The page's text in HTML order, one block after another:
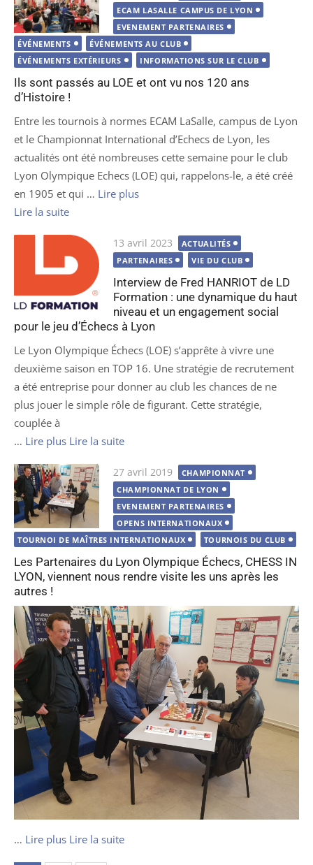
le
ECAM LASALLE CAMPUS DE LYON
EVENEMENT PARTENAIRES
ÉVÉNEMENTS
ÉVÉNEMENTS AU CLUB
ÉVÉNEMENTS EXTÉRIEURS
INFORMATIONS SUR LE CLUB
Ils sont passés au LOE et ont vu nos 120 ans
d’Histoire !
Entre les tournois à normes ECAM LaSalle, campus de Lyon
et le Championnat International d’Echecs de Lyon, les
actualités ont été nombreuses cette semaine pour le club
Lyon Olympique Echecs (LOE) qui, rappelons-le, a été créé
en 1905 et qui … Lire plus
Lire la suite
Publié
le
13 avril 2023
ACTUALITÉS
PARTENAIRES
VIE DU CLUB
Interview de Fred HANRIOT de LD
Formation : une dynamique du haut
niveau et un engagement social
pour le jeu d’Échecs à Lyon
Le Lyon Olympique Échecs (LOE) s’apprête à vivre une
deuxième saison en TOP 16. Une stratégie de recrutement
a été entreprise pour donner au club les chances de ne
plus jouer le simple rôle de figurant. Cette stratégie,
couplée à
… Lire plus Lire la suite
Publié
le
27 avril 2019
CHAMPIONNAT
CHAMPIONNAT DE LYON
EVENEMENT PARTENAIRES
OPENS INTERNATIONAUX
TOURNOI DE MAÎTRES INTERNATIONAUX
TOURNOIS DU CLUB
Les Partenaires du Lyon Olympique Échecs, CHESS IN
LYON, viennent nous rendre visite les uns après les
autres !
… Lire plus Lire la suite